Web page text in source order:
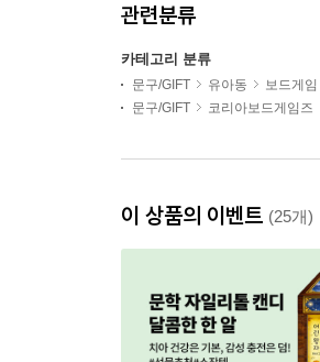
관련분류
카테고리 분류
문구/GIFT 유아동 보드게임
문구/GIFT
코리아보드게임즈
이 상품의 이벤트 (25개)